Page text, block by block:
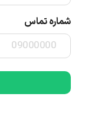
شماره تماس